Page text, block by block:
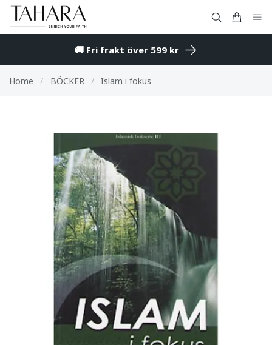
🚚 Fri frakt över 599 kr
Home / BÖCKER / Islam i fokus